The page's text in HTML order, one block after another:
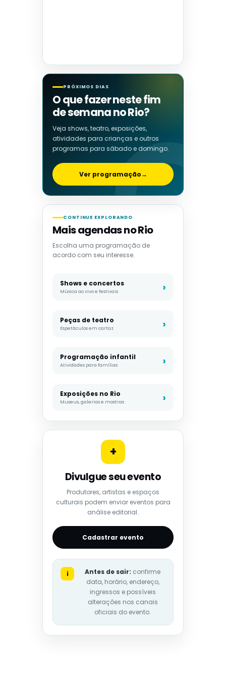
PRÓXIMOS DIAS
O que fazer neste fim
de semana no Rio?
Veja shows, teatro, exposições,
atividades para crianças e outros
programas para sábado e domingo.
Ver programação→
CONTINUE EXPLORANDO
Mais agendas no Rio
Escolha uma programação de
acordo com seu interesse.
Shows e concertos
Música ao vivo e festivais
Peças de teatro
Espetáculos em cartaz
Programação infantil
Atividades para famílias
Exposições no Rio
Museus, galerias e mostras
+
Divulgue seu evento
Produtores, artistas e espaços
culturais podem enviar eventos para
análise editorial.
Cadastrar evento
i Antes de sair: confirme
data, horário, endereço,
ingressos e possíveis
alterações nos canais
oficiais do evento.